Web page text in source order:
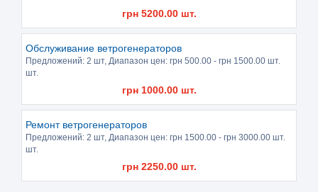
грн 5200.00шт.
Обслуживание ветрогенераторов
Предложений: 2 шт, Диапазон цен: грн 500.00 - грн 1500.00 шт.
шт.
грн 1000.00шт.
Ремонт ветрогенераторов
Предложений: 2 шт, Диапазон цен: грн 1500.00 - грн 3000.00 шт.
шт.
грн 2250.00шт.